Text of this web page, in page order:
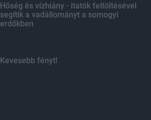
Hőség és vízhiány - itatók feltöltésével
segítik a vadállományt a somogyi
erdőkben
Kevesebb fényt!